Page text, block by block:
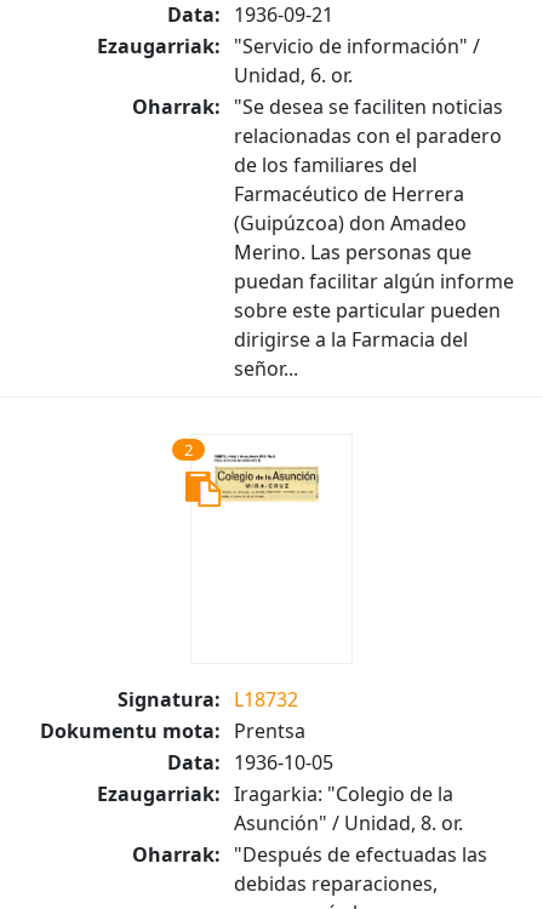
Data: 1936-09-21
Ezaugarriak: "Servicio de información" /
Unidad, 6. or.
Oharrak: "Se desea se faciliten noticias
relacionadas con el paradero
de los familiares del
Farmacéutico de Herrera
(Guipúzcoa) don Amadeo
Merino. Las personas que
puedan facilitar algún informe
sobre este particular pueden
dirigirse a la Farmacia del
señor...
2
Signatura: L18732
Dokumentu mota: Prentsa
Data: 1936-10-05
Ezaugarriak: Iragarkia: "Colegio de la
Asunción" / Unidad, 8. or.
Oharrak: "Después de efectuadas las
debidas reparaciones,